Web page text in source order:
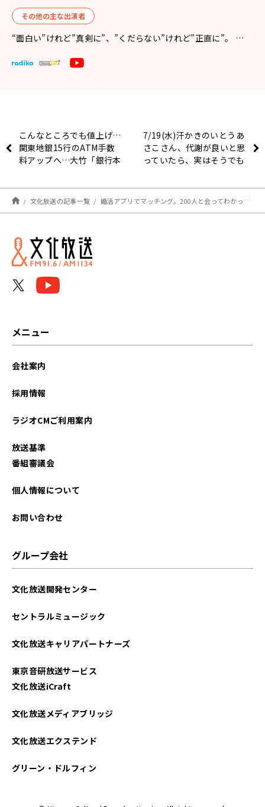
その他の主な出演者
“面白い”けれど”真剣に”、”くだらない”けれど”正直に”。 …
こんなところでも値上げ…
関東地銀15行のATM手数
料アップへ…大竹「銀行本
という話」
7/19(水)汗かきのいとうあ
さこさん、代謝が良いと思
っていたら、実はそうでも
文化放送の記事一覧 婚活アプリでマッチング。200人と会ってわかった実態、メリット、危険性
メニュー
会社案内
採用情報
ラジオCMご利用案内
放送基準
番組審議会
個人情報について
お問い合わせ
グループ会社
文化放送開発センター
セントラルミュージック
文化放送キャリアパートナーズ
東京音研放送サービス
文化放送iCraft
文化放送メディアブリッジ
文化放送エクステンド
グリーン・ドルフィン